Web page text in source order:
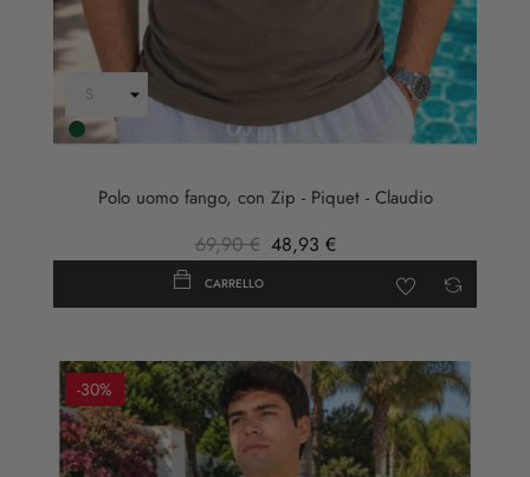
Verde
Polo uomo fango, con Zip - Piquet - Claudio
69,90 € 48,93 €
CARRELLO
-30%